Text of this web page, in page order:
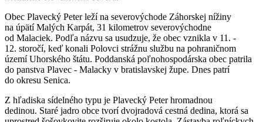
Obec Plavecký Peter leží na severovýchode Záhorskej nížiny
na úpätí Malých Karpát, 31 kilometrov severovýchodne
od Malaciek. Podľa názvu sa usudzuje, že obec vznikla v 11. -
12. storočí, keď konali Polovci strážnu službu na pohraničnom
území Uhorského štátu. Poddanská poľnohospodárska obec patrila
do panstva Plavec - Malacky v bratislavskej župe. Dnes patrí
do okresu Senica.
Z hľadiska sídelného typu je Plavecký Peter hromadnou
dedinou. Staré jadro obce tvorí dvojradová cestná dedina, ktorá sa